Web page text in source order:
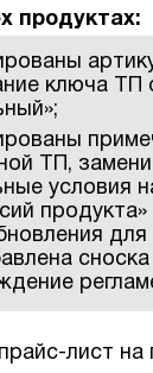
продуктах:
ключа ТП
ТП,
условия
для
сноска
лист на